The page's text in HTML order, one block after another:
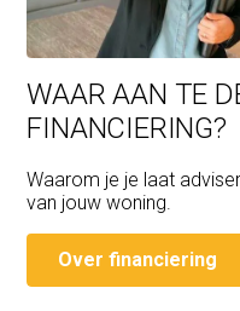
WAAR AAN TE
FINANCIERING?
Waarom je je laat
van jouw woning.
Over financiering